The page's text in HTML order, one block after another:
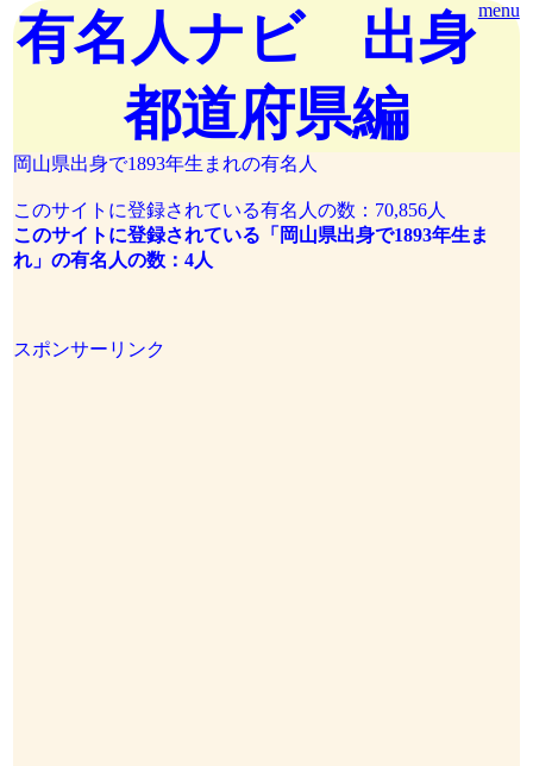
menu
有名人ナビ 出身
都道府県編
岡山県出身で1893年生まれの有名人
このサイトに登録されている有名人の数：70,856人
このサイトに登録されている「岡山県出身で1893年生ま
れ」の有名人の数：4人
スポンサーリンク